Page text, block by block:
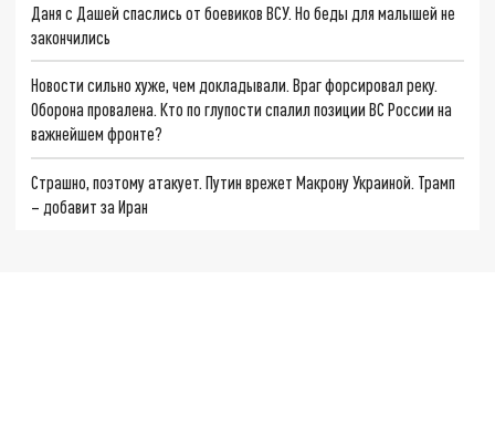
Даня с Дашей спаслись от боевиков ВСУ. Но беды для малышей не
закончились
Новости сильно хуже, чем докладывали. Враг форсировал реку.
Оборона провалена. Кто по глупости спалил позиции ВС России на
важнейшем фронте?
Страшно, поэтому атакует. Путин врежет Макрону Украиной. Трамп
– добавит за Иран